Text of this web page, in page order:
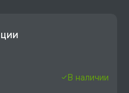
В наличии